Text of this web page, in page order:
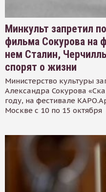
Минкульт запретил
фильма Сокурова на
нем Сталин,
спорят о жизни
Министерство культуры
Александра Сокурова
году, на фестивале
Москве с 10 по 15 октября